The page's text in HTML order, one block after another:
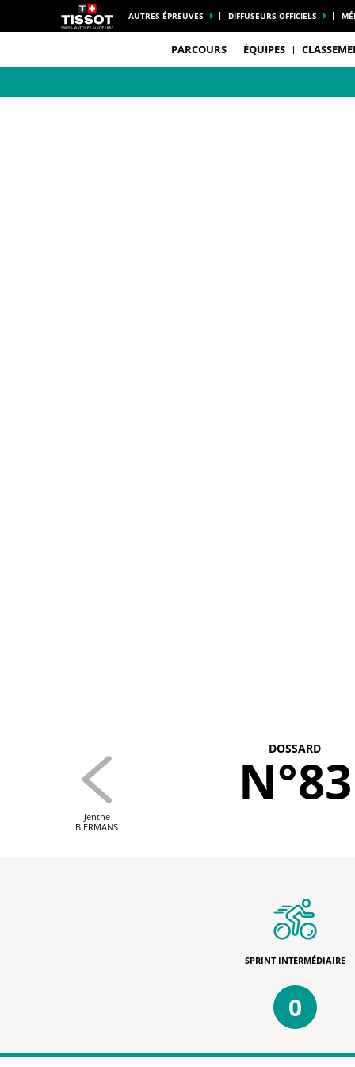
AUTRES ÉPREUVES DIFFUSEURS OFFICIELS
PARCOURS ÉQUIPES
DOSSARD
N°83
Jenthe
BIERMANS
SPRINT INTERMÉDIAIRE
0